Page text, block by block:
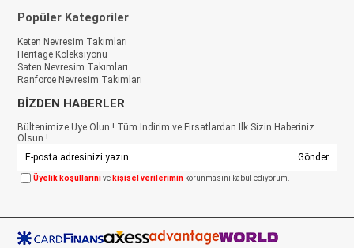
Popüler Kategoriler
Keten Nevresim Takımları
Heritage Koleksiyonu
Saten Nevresim Takımları
Ranforce Nevresim Takımları
BİZDEN HABERLER
Bültenimize Üye Olun ! Tüm İndirim ve Fırsatlardan İlk Sizin Haberiniz
Olsun !
Gönder
Üyelik koşullarınıve kişisel verilerimin korunmasını kabul ediyorum.